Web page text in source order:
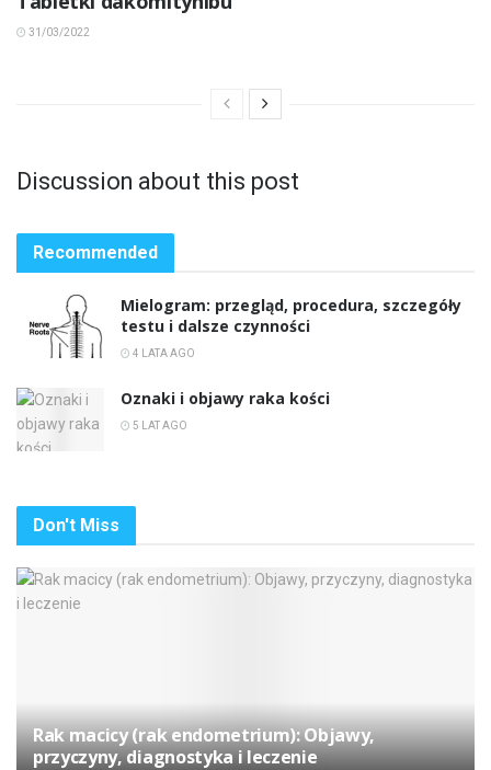
31/03/2022
Discussion about this post
Recommended
Mielogram: przegląd, procedura, szczegóły
testu i dalsze czynności
4 LATA AGO
Oznaki i objawy raka kości
5 LAT AGO
Don't Miss
Rak macicy (rak endometrium): Objawy,
przyczyny, diagnostyka i leczenie